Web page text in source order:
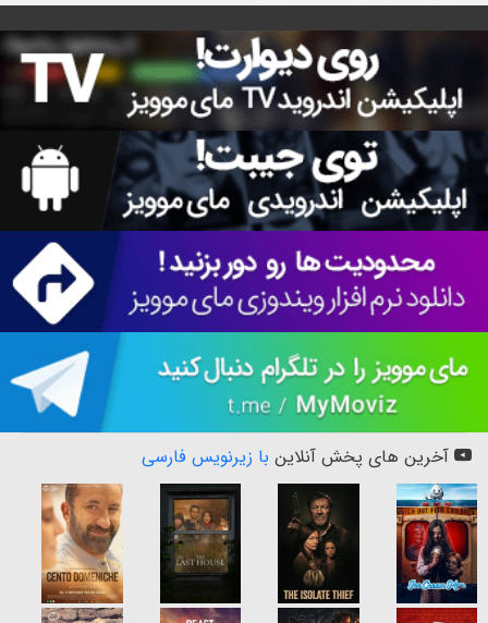
آخرین های پخش آنلاین با زیرنویس فارسی